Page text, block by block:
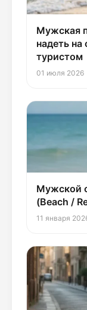
Мужская
надеть на
туристом
01 июля 2026
Мужской
(Beach /
11 января